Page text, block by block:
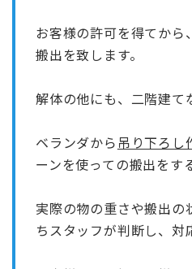
お客様の許可を得てから、
搬出を致します。
解体の他にも、二階建て
ベランダから 吊り下ろし
ーンを使っての搬出をす
実際の物の重さや搬出の
ちスタッフが判断し、対